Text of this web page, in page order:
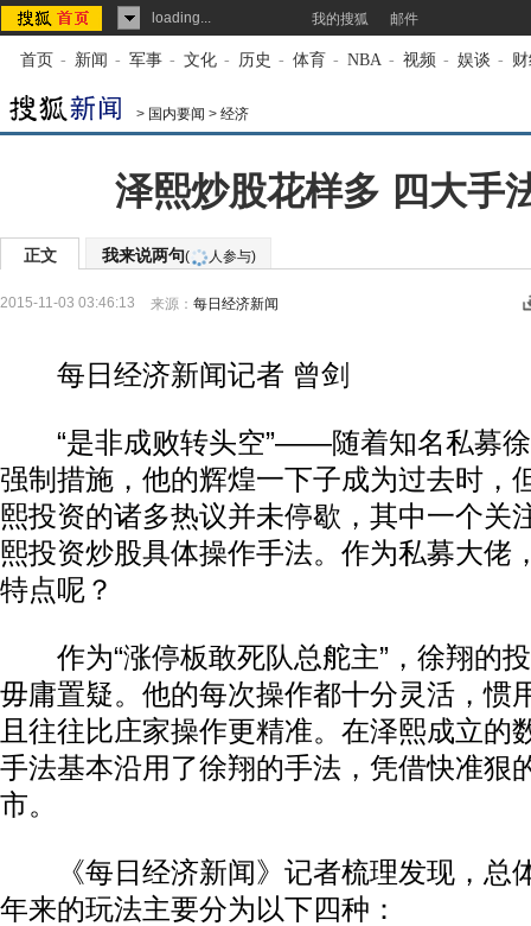
loading... 我的搜狐 邮件
首页 - 新闻 - 军事 - 文化 - 历史 - 体育 - NBA - 视频 - 娱谈 -
> 国内要闻 > 经济
泽熙炒股花样多 四大手
正文 我来说两句( 人参与)
2015-11-03 03:46:13 来源： 每日经济新闻
每日经济新闻记者 曾剑
“是非成败转头空”——随着知名私募徐
强制措施，他的辉煌一下子成为过去时，
熙投资的诸多热议并未停歇，其中一个关
熙投资炒股具体操作手法。作为私募大佬
特点呢？
作为“涨停板敢死队总舵主”，徐翔的
毋庸置疑。他的每次操作都十分灵活，惯
且往往比庄家操作更精准。在泽熙成立的
手法基本沿用了徐翔的手法，凭借快准狠
市。
《每日经济新闻》记者梳理发现，总
年来的玩法主要分为以下四种：